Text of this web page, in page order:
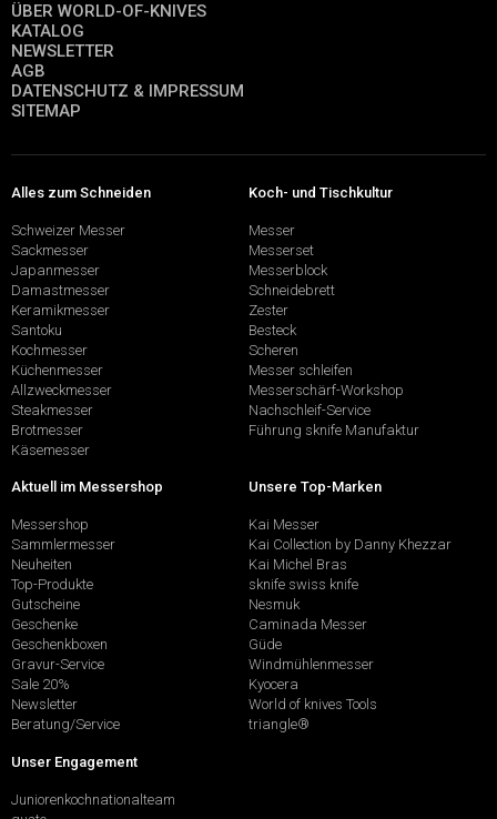
ÜBER WORLD-OF-KNIVES
KATALOG
NEWSLETTER
AGB
DATENSCHUTZ & IMPRESSUM
SITEMAP
Alles zum Schneiden
Schweizer Messer
Sackmesser
Japanmesser
Damastmesser
Keramikmesser
Santoku
Kochmesser
Küchenmesser
Allzweckmesser
Steakmesser
Brotmesser
Käsemesser
Koch- und Tischkultur
Messer
Messerset
Messerblock
Schneidebrett
Zester
Besteck
Scheren
Messer schleifen
Messerschärf-Workshop
Nachschleif-Service
Führung sknife Manufaktur
Aktuell im Messershop
Messershop
Sammlermesser
Neuheiten
Top-Produkte
Gutscheine
Geschenke
Geschenkboxen
Gravur-Service
Sale 20%
Newsletter
Beratung/Service
Unsere Top-Marken
Kai Messer
Kai Collection by Danny Khezzar
Kai Michel Bras
sknife swiss knife
Nesmuk
Caminada Messer
Güde
Windmühlenmesser
Kyocera
World of knives Tools
triangle®
Unser Engagement
Juniorenkochnationalteam